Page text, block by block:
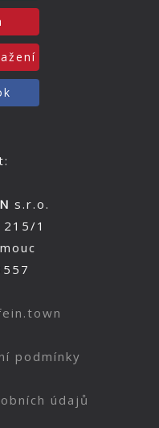
s.r.o.
1
podmínky
údajů